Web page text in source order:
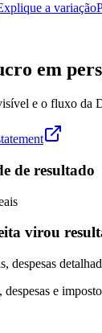
a variação
em
e o fluxo da
de resultado
virou
despesas
despesas e